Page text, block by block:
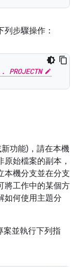
步驟操作：
PROJECTN
功能)，請在本機
始檔案的副本，
本機分支並在分支
將工作中的某個方
如何使用主題分
案並執行下列指